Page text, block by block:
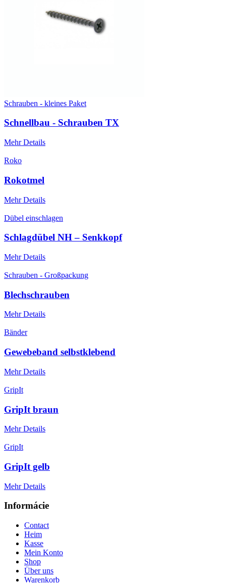
Schrauben - kleines Paket
Schnellbau - Schrauben TX
Mehr Details
Roko
Rokotmel
Mehr Details
Dübel einschlagen
Schlagdübel NH – Senkkopf
Mehr Details
Schrauben - Großpackung
Blechschrauben
Mehr Details
Bänder
Gewebeband selbstklebend
Mehr Details
GripIt
GripIt braun
Mehr Details
GripIt
GripIt gelb
Mehr Details
Informácie
Contact
Heim
Kasse
Mein Konto
Shop
Über uns
Warenkorb